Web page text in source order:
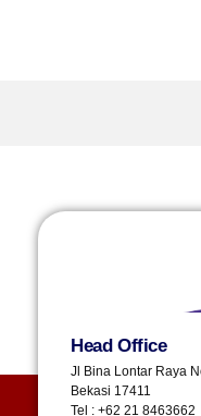
Head Office
Jl Bina Lontar Raya
Bekasi 17411
Tel : +62 21 8463662